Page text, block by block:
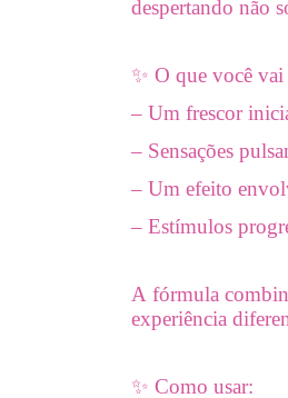
despertando não
✨ O que você vai
– Um frescor
– Sensações
– Um efeito
– Estímulos
A fórmula
experiência
✨ Como usar: